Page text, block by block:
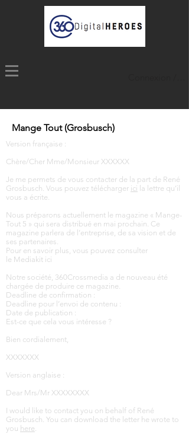
Mange Tout (Grosbusch)
Version française :
Chère/Cher Mme/Monsieur XXXXXX
Je me permets de vous contacter de la part de René
Grosbusch. Vous pouvez télécharger ici la lettre qu’il
vous a écrite.
Nous préparons actuellement le magazine « Mange-
Tout 5 » qui sera distribué en mai prochain. Ce
magazine parlera de l’entreprise, de sa vision et de
ses partenaires.
Pour en savoir plus, vous pouvez consulter
le Mediakit ici
Notre société, 360Crossmedia a de nouveau été
chargée de produire ce magazine.
Deadline de confirmation :
Deadline pour l’envoi de contenu :
Date de publication :
Est-ce que cela vous intéresse ?
Bien cordialement,
XXXXXXX
Version anglaise :
Dear Mrs/Mr XXXXXXXX
I would like to contact you on behalf of René
Grosbusch. You can download the letter he wrote to
you here.